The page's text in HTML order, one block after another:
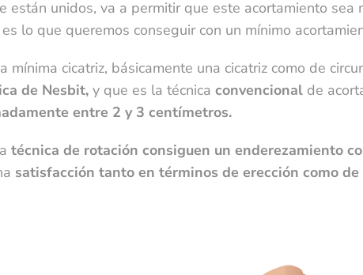
están unidos, va a permitir que este acortamiento
lo que queremos conseguir con un mínimo
mínima cicatriz, básicamente una cicatriz como de
de Nesbit, y que es la técnica convencional de
entre 2 y 3 centímetros.
técnica de rotación consiguen un enderezamiento
satisfacción tanto en términos de erección como
limitar, recuperar y borrar tu información, aquí He leído y acepto las
privacidad. El responsable de los datos que introduzcas es la Clínica
la finalidad de su almacenamiento y tratamiento en la base de datos
(UE). En cualquier momento puedes limitar, recuperar y borrar tu